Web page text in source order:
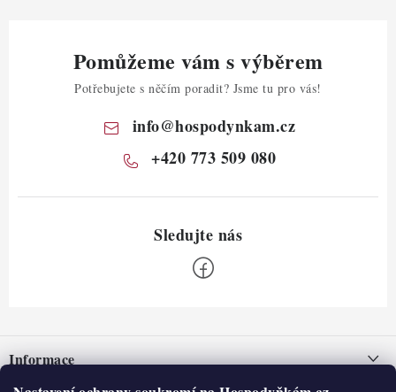
Pomůžeme vám s výběrem
Potřebujete s něčím poradit? Jsme tu pro vás!
info@hospodynkam.cz
+420 773 509 080
pInformace